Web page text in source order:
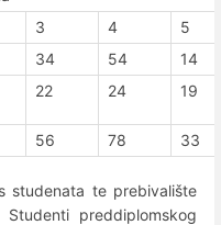
3 4
5
34 54
14
22 24 19
56 78 33
studenata te prebivalište
preddiplomskog